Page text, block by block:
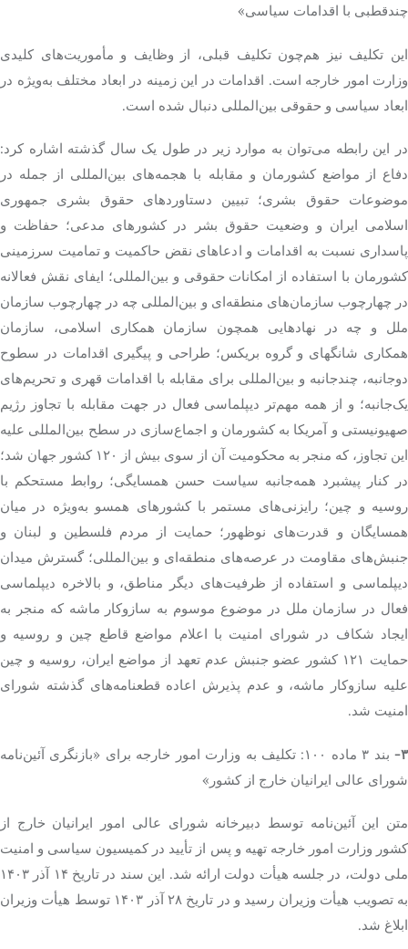
چندقطبی با اقدامات سیاسی»
این تکلیف نیز هم‌چون تکلیف قبلی، از وظایف و مأموریت‌های کلیدی
وزارت امور خارجه است. اقدامات در این زمینه در ابعاد مختلف به‌ویژه در
ابعاد سیاسی و حقوقی بین‌المللی دنبال شده است.
در این رابطه می‌توان به موارد زیر در طول یک سال گذشته اشاره کرد:
دفاع از مواضع کشورمان و مقابله با هجمه‌های بین‌المللی از جمله در
موضوعات حقوق بشری؛ تبیین دستاوردهای حقوق بشری جمهوری
اسلامی ایران و وضعیت حقوق بشر در کشورهای مدعی؛ حفاظت و
پاسداری نسبت به اقدامات و ادعاهای نقض حاکمیت و تمامیت سرزمینی
کشورمان با استفاده از امکانات حقوقی و بین‌المللی؛ ایفای نقش فعالانه
در چهارچوب سازمان‌های منطقه‌ای و بین‌المللی چه در چهارچوب سازمان
ملل و چه در نهادهایی همچون سازمان همکاری اسلامی، سازمان
همکاری شانگهای و گروه بریکس؛ طراحی و پیگیری اقدامات در سطوح
دوجانبه، چندجانبه و بین‌المللی برای مقابله با اقدامات قهری و تحریم‌های
یک‌جانبه؛ و از همه مهم‌تر دیپلماسی فعال در جهت مقابله با تجاوز رژیم
صهیونیستی و آمریکا به کشورمان و اجماع‌سازی در سطح بین‌المللی علیه
این تجاوز، که منجر به محکومیت آن از سوی بیش از ۱۲۰ کشور جهان شد؛
در کنار پیشبرد همه‌جانبه سیاست حسن همسایگی؛ روابط مستحکم با
روسیه و چین؛ رایزنی‌های مستمر با کشورهای همسو به‌ویژه در میان
همسایگان و قدرت‌های نوظهور؛ حمایت از مردم فلسطین و لبنان و
جنبش‌های مقاومت در عرصه‌های منطقه‌ای و بین‌المللی؛ گسترش میدان
دیپلماسی و استفاده از ظرفیت‌های دیگر مناطق، و بالاخره دیپلماسی
فعال در سازمان ملل در موضوع موسوم به سازوکار ماشه که منجر به
ایجاد شکاف در شورای امنیت با اعلام مواضع قاطع چین و روسیه و
حمایت ۱۲۱ کشور عضو جنبش عدم تعهد از مواضع ایران، روسیه و چین
علیه سازوکار ماشه، و عدم پذیرش اعاده قطعنامه‌های گذشته شورای
امنیت شد.
۳-
بند ۳ ماده ۱۰۰: تکلیف به وزارت امور خارجه برای «بازنگری آئین‌نامه
شورای عالی ایرانیان خارج از کشور»
متن این آئین‌نامه توسط دبیرخانه شورای عالی امور ایرانیان خارج از
کشور وزارت امور خارجه تهیه و پس از تأیید در کمیسیون سیاسی و امنیت
ملی دولت، در جلسه هیأت دولت ارائه شد. این سند در تاریخ ۱۴ آذر ۱۴۰۳
به تصویب هیأت وزیران رسید و در تاریخ ۲۸ آذر ۱۴۰۳ توسط هیأت وزیران
ابلاغ شد.